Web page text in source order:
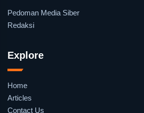
Pedoman Media Siber
Redaksi
Explore
Home
Articles
Contact Us